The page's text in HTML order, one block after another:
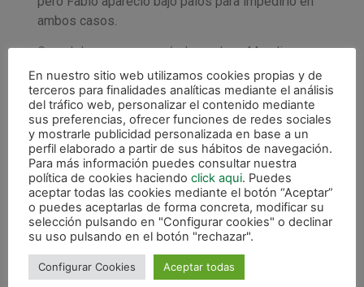
ambos casos.
Con el descanso asomándose, Josu Mendive
probó suerte con un disparo cruzado, pero su
golpeo se marchó lamiendo el poste. En la jugada
posterior, el ’22’ verde tuvo que abandonar el
40×20 tras un duro golpe con un jugador rival,
aunque -afortunadamente- todo quedó en un susto.
Con 2-1 en el luminoso, se cumplió el tiempo
reglamentario y ambos combinados pusieron
rumbo a vestuarios para hacer correcciones de
cara a la 2ª mitad.
Tras el descanso, los de Ema Santoro salieron con
las ideas más que claras para intentar darle la
En nuestro sitio web utilizamos cookies propias y de
terceros para finalidades analíticas mediante el análisis
del tráfico web, personalizar el contenido mediante
sus preferencias, ofrecer funciones de redes sociales
y mostrarle publicidad personalizada en base a un
perfil elaborado a partir de sus hábitos de navegación.
Para más información puedes consultar nuestra
política de cookies haciendo click aqui. Puedes
aceptar todas las cookies mediante el botón “Aceptar”
o puedes aceptarlas de forma concreta, modificar su
selección pulsando en "Configurar cookies" o declinar
su uso pulsando en el botón "rechazar".
Configurar Cookies Aceptar todas